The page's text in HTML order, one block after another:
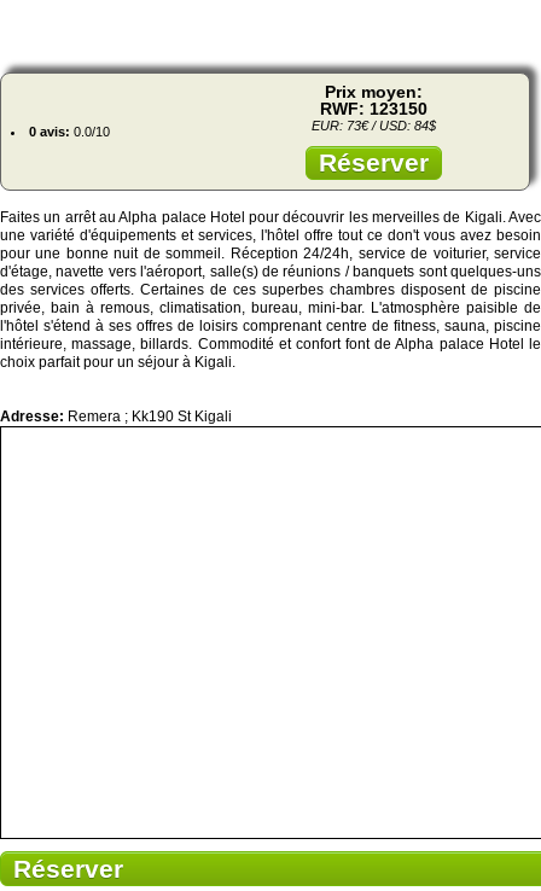
0 avis: 0.0/10
Prix moyen:
RWF: 123150
EUR: 73€ / USD: 84$
Réserver
Faites un arrêt au Alpha palace Hotel pour découvrir les merveilles de Kigali. Avec
une variété d'équipements et services, l'hôtel offre tout ce don't vous avez besoin
pour une bonne nuit de sommeil. Réception 24/24h, service de voiturier, service
d'étage, navette vers l'aéroport, salle(s) de réunions / banquets sont quelques-uns
des services offerts. Certaines de ces superbes chambres disposent de piscine
privée, bain à remous, climatisation, bureau, mini-bar. L'atmosphère paisible de
l'hôtel s'étend à ses offres de loisirs comprenant centre de fitness, sauna, piscine
intérieure, massage, billards. Commodité et confort font de Alpha palace Hotel le
choix parfait pour un séjour à Kigali.
Adresse: Remera ; Kk190 St Kigali
Réserver